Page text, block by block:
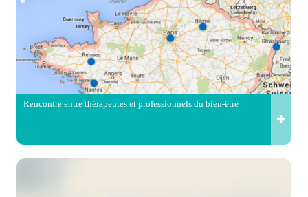
Rencontre entre thérapeutes et professionnels du bien-être